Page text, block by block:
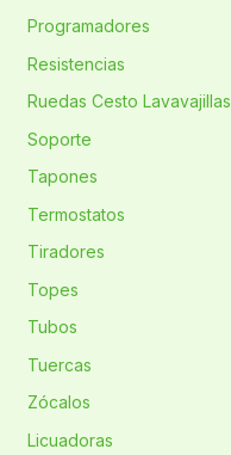
Programadores
Resistencias
Ruedas Cesto Lavavajillas
Soporte
Tapones
Termostatos
Tiradores
Topes
Tubos
Tuercas
Zócalos
Licuadoras